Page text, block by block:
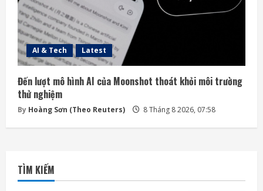
AI & Tech Latest
Đến lượt mô hình AI của Moonshot thoát khỏi môi trường
thử nghiệm
By Hoàng Sơn (Theo Reuters) 8 Tháng 8 2026, 07:58
TÌM KIẾM